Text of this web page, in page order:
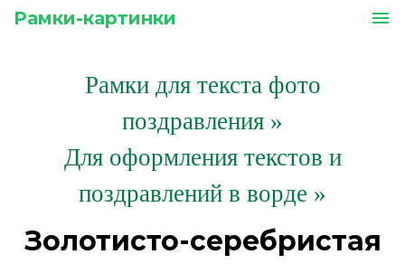
Рамки-картинки menu
Рамки для текста фото
поздравления »
Для оформления текстов и
поздравлений в ворде »
Золотисто-серебристая